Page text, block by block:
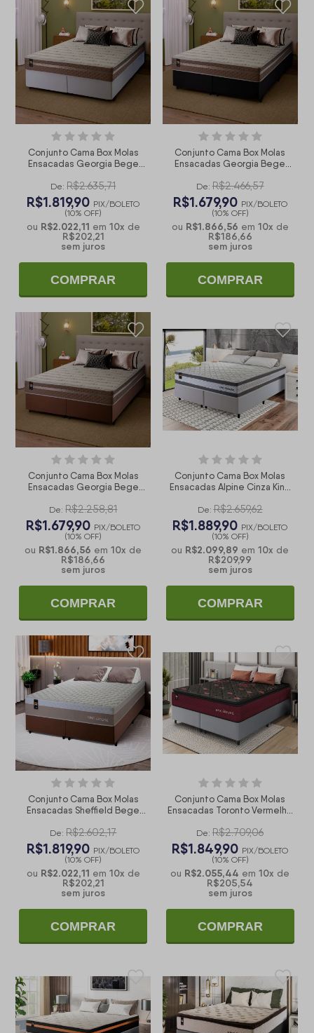
Conjunto Cama Box Molas
Ensacadas Georgia Bege
De: R$2.635,71
R$1.819,90 PIX/BOLETO
(10% OFF)
ou R$2.022,11 em 10x de
R$202,21
sem juros
COMPRAR
Conjunto Cama Box Molas
Ensacadas Georgia Bege
De: R$2.466,57
R$1.679,90 PIX/BOLETO
(10% OFF)
ou R$1.866,56 em 10x de
R$186,66
sem juros
COMPRAR
Conjunto Cama Box Molas
Ensacadas Georgia Bege
De: R$2.258,81
R$1.679,90 PIX/BOLETO
(10% OFF)
ou R$1.866,56 em10x de
R$186,66
sem juros
COMPRAR
Conjunto Cama Box Molas
Ensacadas Alpine Cinza King
De: R$2.659,62
R$1.889,90 PIX/BOLETO
(10% OFF)
ou R$2.099,89 em10x de
R$209,99
sem juros
COMPRAR
Conjunto Cama Box Molas
Ensacadas Sheffield Bege
De: R$2.602,17
R$1.819,90 PIX/BOLETO
(10% OFF)
ou R$2.022,11 em 10x de
R$202,21
sem juros
COMPRAR
Conjunto Cama Box Molas
Ensacadas Toronto Vermelho
De: R$2.709,06
R$1.849,90 PIX/BOLETO
(10% OFF)
ou R$2.055,44 em10x de
R$205,54
sem juros
COMPRAR